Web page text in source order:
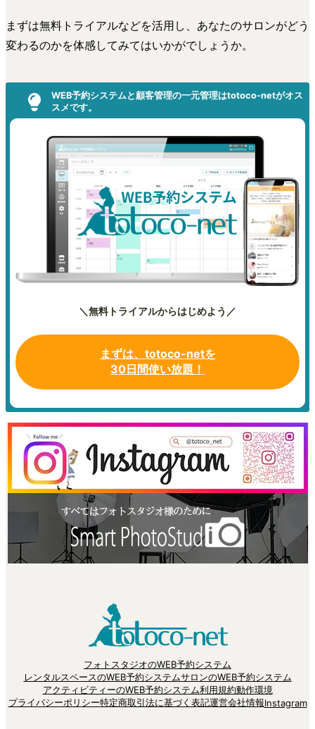
まずは無料トライアルなどを活用し、あなたのサロンがどう
変わるのかを体感してみてはいかがでしょうか。
WEB予約システムと顧客管理の一元管理はtotoco-netがオス
スメです。
＼無料トライアルからはじめよう／
まずは、totoco-netを
30日間使い放題！
フォトスタジオのWEB予約システム
レンタルスペースのWEB予約システムサロンのWEB予約システム
アクティビティーのWEB予約システム利用規約動作環境
プライバシーポリシー特定商取引法に基づく表記運営会社情報Instagram